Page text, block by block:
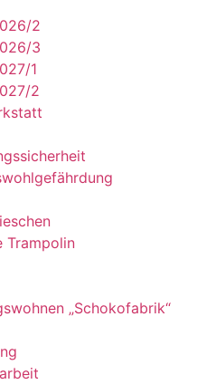
2
3
1
2
Trampolin
„Schokofabrik“